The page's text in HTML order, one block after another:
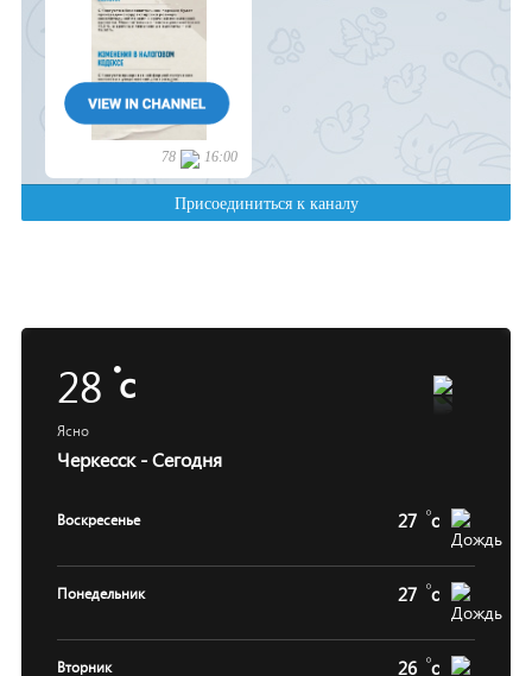
28 c
Ясно
Черкесск - Сегодня
Воскресенье 27 c
Понедельник 27 c
Вторник 26 c